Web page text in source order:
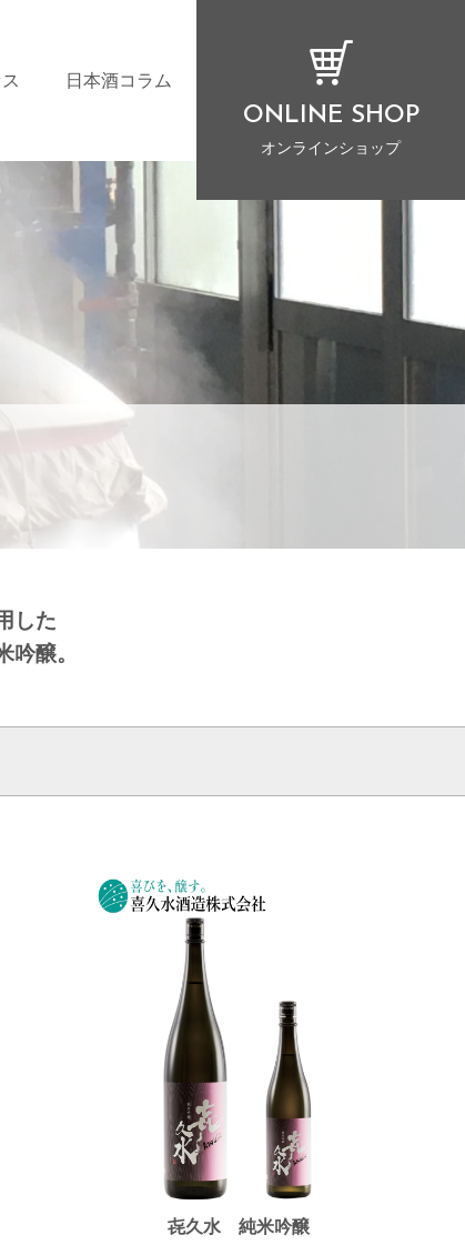
日本酒コラム
ONLINE SHOP
オンラインショップ
した
醸。
㐂久水 純米吟醸